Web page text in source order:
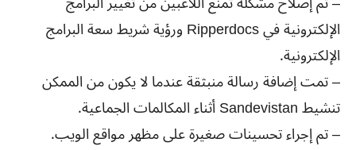
الإلكترونية في Ripperdocs ورؤية شريط سعة البرامج
الإلكترونية.
– تمت إضافة رسالة منبثقة عندما لا يكون من الممكن
تنشيط Sandevistan أثناء المكالمات الجماعية.
– تم إجراء تحسينات صغيرة على مظهر مواقع الويب.